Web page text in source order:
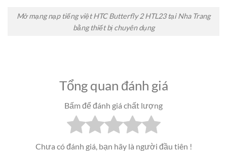
Mở mạng nạp tiếng việt HTC Butterfly 2 HTL23 tại Nha Trang
bằng thiết bị chuyên dụng
Tổng quan đánh giá
Bấm để đánh giá chất lượng
Chưa có đánh giá, bạn hãy là người đầu tiên !